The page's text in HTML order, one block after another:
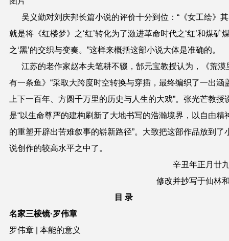
吴义勤对刘庆邦长篇小说的评价十分到位：“《女工绘》
就是将《红楼梦》之‘红’转化为了激进革命时代之‘红’和煤矿
之‘黑’的交织与变奏。”这样来概括这部小说大体是准确的。
江苏的老作家赵本夫笔耕不辍，郜元宝教授认为，《荒漠
有一条鱼》“采取大跨度时空转换与穿插，最终编织了一出涵
上下一百年、方圆千万里的历史与人生的大戏”。张光芒教授
是“以生命尊严的建构刷新了大地书写的浩瀚境界，以自由精
的重塑开辟出苦难叙事的崭新路径”。大致把这部作品放到了
说创作的较高水平之中了。
辛丑年正月廿
修改并抄写于仙林
目 录
名家三棱镜·罗伟章
罗伟章 | 本能的意义